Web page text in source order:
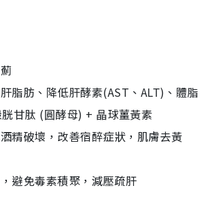
脂肪、降低肝酵素(AST、ALT)、體脂
甘肽 (圓酵母) + 晶球薑黃素
精破壞，改善宿醉症狀，肌膚去黃
避免毒素積聚，減壓疏肝